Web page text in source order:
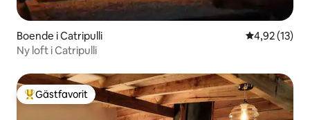
Boende i Catripulli 4,92 av 5 i
4,92 (13)
Ny loft i Catripulli
Populär gästfavorit
Gästfavorit